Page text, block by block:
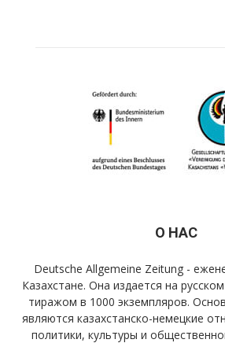
О НАС
Deutsche Allgemeine Zeitung -
Казахстане. Она издается на
тиражом в 1000 экземпляров.
являются казахстанско-немецкие
политики, культуры и